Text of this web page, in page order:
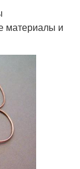
материалы и